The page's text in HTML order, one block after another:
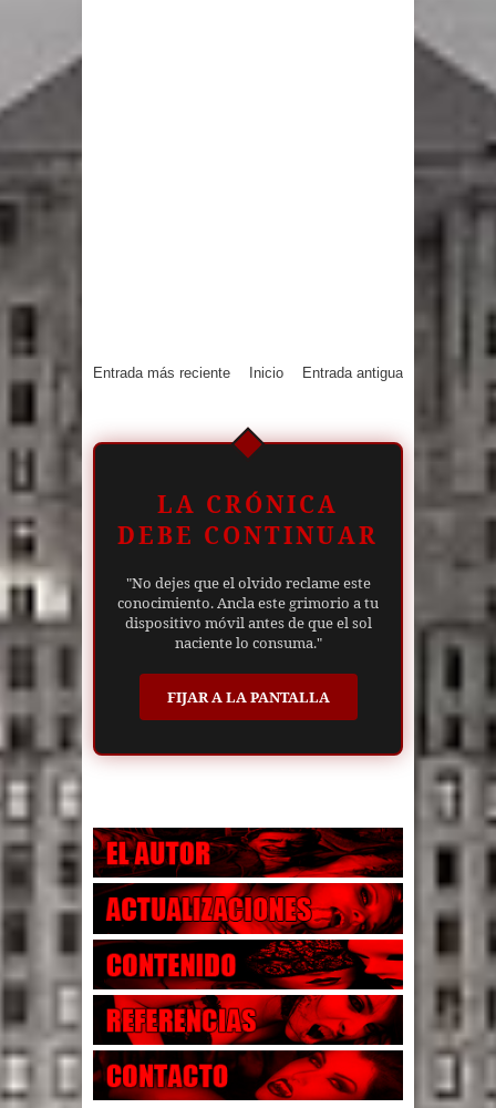
Entrada más reciente Entrada antigua
Inicio
LA CRÓNICA
DEBE CONTINUAR
"No dejes que el olvido reclame este
conocimiento. Ancla este grimorio a tu
dispositivo móvil antes de que el sol
naciente lo consuma."
FIJAR A LA PANTALLA